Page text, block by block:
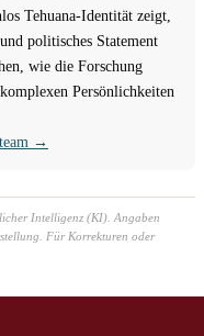
Tehuana-Identität zeigt,
politisches Statement
wie die Forschung
Persönlichkeiten
→
Intelligenz (KI). Angaben
Für Korrekturen oder